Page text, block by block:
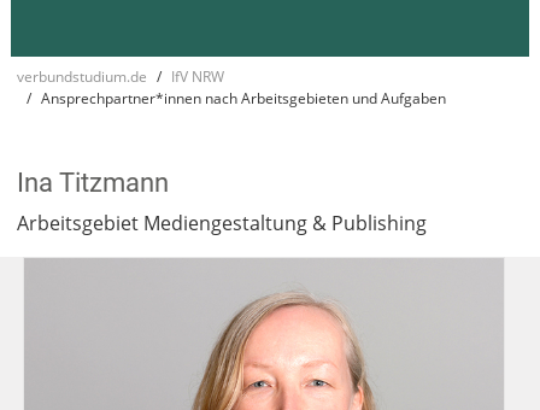
verbundstudium.de
IfV NRW
Ansprechpartner*innen nach Arbeitsgebieten und Aufgaben
Ina Titzmann
Arbeitsgebiet Mediengestaltung & Publishing